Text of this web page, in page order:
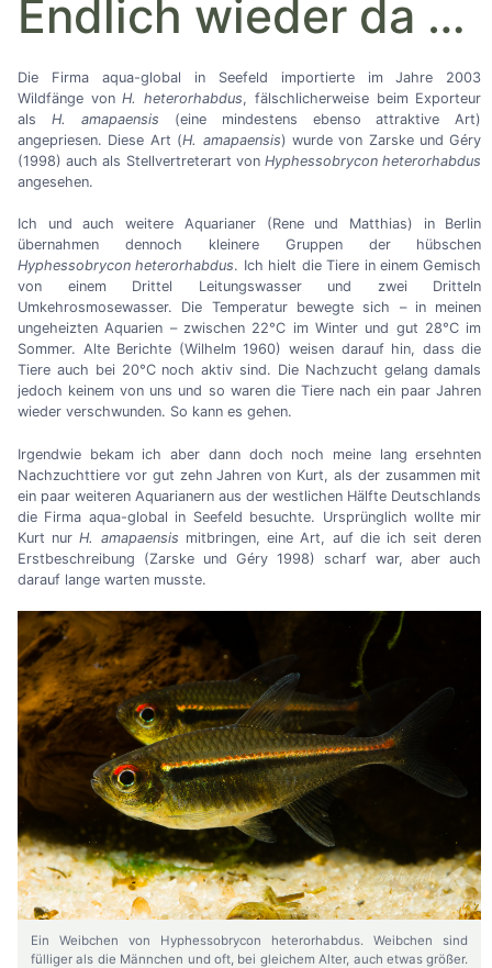
Endlich wieder da …
Die Firma aqua-global in Seefeld importierte im Jahre 2003
Wildfänge vonH. heterorhabdus, fälschlicherweise beim Exporteur
als H. amapaensis (eine mindestens ebenso attraktive Art)
angepriesen. Diese Art (H. amapaensis) wurde von Zarske und Géry
(1998) auch als Stellvertreterart vonHyphessobrycon heterorhabdus
angesehen.
Ich und auch weitere Aquarianer (Rene und Matthias) in Berlin
übernahmen dennoch kleinere Gruppen der hübschen
Hyphessobrycon heterorhabdus. Ich hielt die Tiere in einem Gemisch
von einem Drittel Leitungswasser und zwei Dritteln
Umkehrosmosewasser. Die Temperatur bewegte sich –in meinen
ungeheizten Aquarien –zwischen 22°C im Winter und gut 28°C im
Sommer. Alte Berichte (Wilhelm 1960) weisen darauf hin, dass die
Tiere auch bei 20°C noch aktiv sind. Die Nachzucht gelang damals
jedoch keinem von uns und so waren die Tiere nach ein paar Jahren
wieder verschwunden. So kann es gehen.
Irgendwie bekam ich aber dann doch noch meine lang ersehnten
Nachzuchttiere vor gut zehn Jahren von Kurt, als der zusammen mit
ein paar weiteren Aquarianern aus der westlichen Hälfte Deutschlands
die Firma aqua-global in Seefeld besuchte. Ursprünglich wollte mir
Kurt nurH. amapaensis mitbringen, eine Art, auf die ich seit deren
Erstbeschreibung (Zarske und Géry 1998) scharf war, aber auch
darauf lange warten musste.
Ein Weibchen von Hyphessobrycon heterorhabdus. Weibchen sind
fülliger als die Männchen und oft, bei gleichem Alter, auch etwas größer.